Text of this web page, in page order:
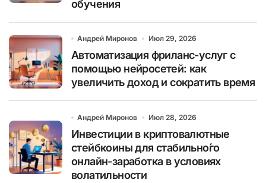
обучения
Андрей Миронов Июл 29, 2026
Автоматизация фриланс-услуг с
помощью нейросетей: как
увеличить доход и сократить время
Андрей Миронов Июл 28, 2026
Инвестиции в криптовалютные
стейбкоины для стабильно́го
онлайн-заработка в условиях
волатильности